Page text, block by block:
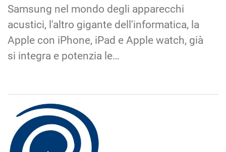
Samsung nel mondo degli apparecchi
acustici, l'altro gigante dell'informatica, la
Apple con iPhone, iPad e Apple watch, già
si integra e potenzia le…